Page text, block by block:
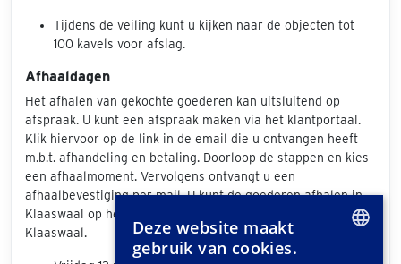
Tijdens de veiling kunt u kijken naar de objecten tot
100 kavels voor afslag.
Afhaaldagen
Het afhalen van gekochte goederen kan uitsluitend op
afspraak. U kunt een afspraak maken via het klantportaal.
Klik hiervoor op de link in de email die u ontvangen heeft
m.b.t. afhandeling en betaling. Doorloop de stappen en kies
een afhaalmoment. Vervolgens ontvangt u een
afhaalbevestiging per mail. U kunt de goederen afhalen in
Klaaswaal op het volgende adres: Industrieweg 24, 3286 BW
Klaaswaal.
Deze website maakt
gebruik van cookies.